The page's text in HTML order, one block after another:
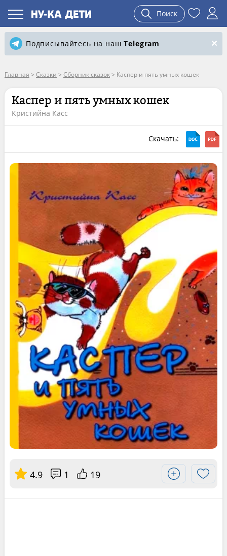
Поиск
Подписывайтесь на нашTelegram
Главная > Сказки > Сборник сказок> Каспер и пять умных кошек
Каспер и пять умных кошек
Кристийна Касс
Скачать:
4.9 1 19